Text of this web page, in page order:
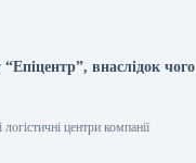
внаслідок чого
центри компанії